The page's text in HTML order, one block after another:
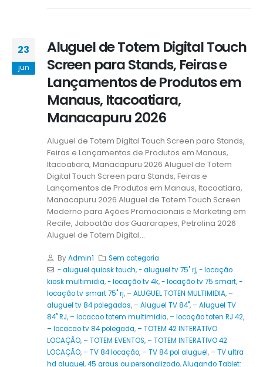
23
jun
Aluguel de Totem Digital Touch
Screen para Stands, Feiras e
Lançamentos de Produtos em
Manaus, Itacoatiara,
Manacapuru 2026
Aluguel de Totem Digital Touch Screen para Stands,
Feiras e Lançamentos de Produtos em Manaus,
Itacoatiara, Manacapuru 2026 Aluguel de Totem
Digital Touch Screen para Stands, Feiras e
Lançamentos de Produtos em Manaus, Itacoatiara,
Manacapuru 2026 Aluguel de Totem Touch Screen
Moderno para Ações Promocionais e Marketing em
Recife, Jaboatão dos Guararapes, Petrolina 2026
Aluguel de Totem Digital...
ByAdmin1
Sem categoria
- aluguel quiosk touch,- aluguel tv 75" rj,- locação
kiosk multimidia,- locação tv 4k,- locação tv 75 smart,-
locação tv smart 75" rj,– ALUGUEL TOTEN MULTIMIDIA,–
aluguel tv 84 polegadas,– Aluguel TV 84",– Aluguel TV
84" RJ,– locacao totem multimidia,– locação toten RJ 42,
– locacao tv 84 polegada,– TOTEM 42 INTERATIVO
LOCAÇÃO,– TOTEM EVENTOS,– TOTEM INTERATIVO 42
LOCAÇÃO,– TV 84 locação,– TV 84 pol aluguel,– TV ultra
hd aluguel,45 graus ou personalizado,Alugando Tablet: